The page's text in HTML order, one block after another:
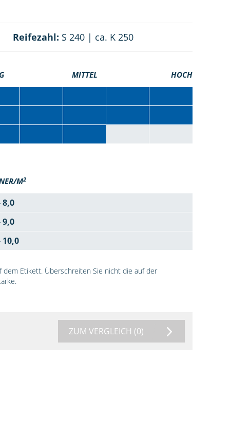
Reifezahl: S 240 | ca. K 250
MITTEL HOCH
M2
8,0
9,0
10,0
Etikett. Überschreiten Sie nicht die auf der
ZUM VERGLEICH (0)